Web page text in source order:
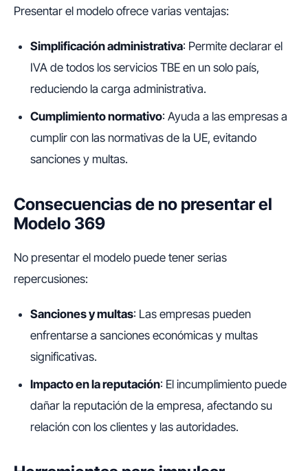
Presentar el modelo ofrece varias ventajas:
Simplificación administrativa: Permite declarar el
IVA de todos los servicios TBE en un solo país,
reduciendo la carga administrativa.
Cumplimiento normativo: Ayuda a las empresas a
cumplir con las normativas de la UE, evitando
sanciones y multas.
Consecuencias de no presentar el
Modelo 369
No presentar el modelo puede tener serias
repercusiones:
Sanciones y multas: Las empresas pueden
enfrentarse a sanciones económicas y multas
significativas.
Impacto en la reputación: El incumplimiento puede
dañar la reputación de la empresa, afectando su
relación con los clientes y las autoridades.